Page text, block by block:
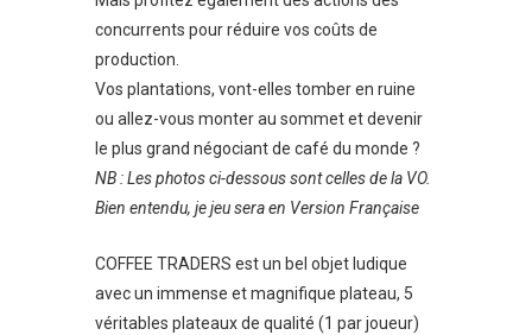
concurrents pour réduire vos coûts de
production.
Vos plantations, vont-elles tomber en ruine
ou allez-vous monter au sommet et devenir
le plus grand négociant de café du monde ?
NB : Les photos ci-dessous sont celles de la VO.
Bien entendu, je jeu sera en Version Française
COFFEE TRADERS est un bel objet ludique
avec un immense et magnifique plateau, 5
véritables plateaux de qualité (1 par joueur)